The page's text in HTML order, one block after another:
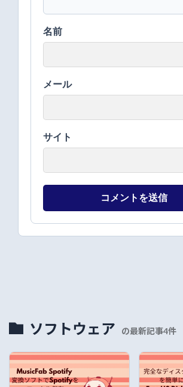
名前
メール
サイト
ソフトウェア の最新記事4件